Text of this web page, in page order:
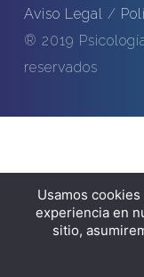
Aviso Legal /
® 2019
reservados
Usamos
experiencia en
sitio,